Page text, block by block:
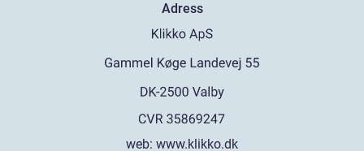
Adress
web: www.klikko.dk